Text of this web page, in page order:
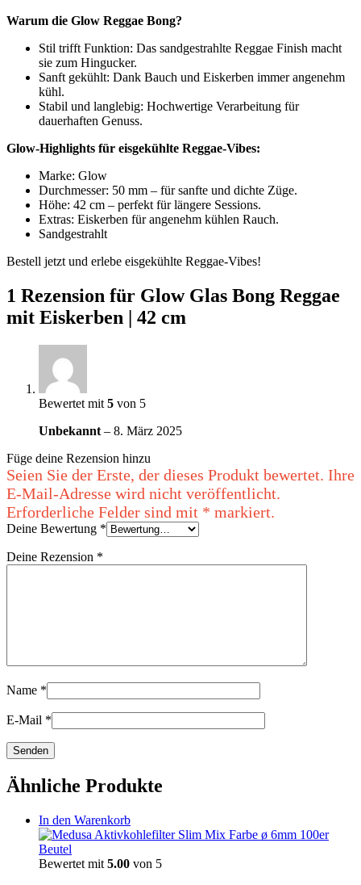
Warum die Glow Reggae Bong?
Stil trifft Funktion: Das sandgestrahlte Reggae Finish macht
sie zum Hingucker.
Sanft gekühlt: Dank Bauch und Eiskerben immer angenehm
kühl.
Stabil und langlebig: Hochwertige Verarbeitung für
dauerhaften Genuss.
Glow-Highlights für eisgekühlte Reggae-Vibes:
Marke: Glow
Durchmesser: 50 mm – für sanfte und dichte Züge.
Höhe: 42 cm – perfekt für längere Sessions.
Extras: Eiskerben für angenehm kühlen Rauch.
Sandgestrahlt
Bestell jetzt und erlebe eisgekühlte Reggae-Vibes!
1 Rezension für Glow Glas Bong Reggae
mit Eiskerben | 42 cm
Bewertet mit 5 von 5
Unbekannt – 8. März 2025
Füge deine Rezension hinzu
Deine Bewertung *
Deine Rezension *
Name *
E-Mail *
Ähnliche Produkte
In den Warenkorb
Bewertet mit 5.00 von 5